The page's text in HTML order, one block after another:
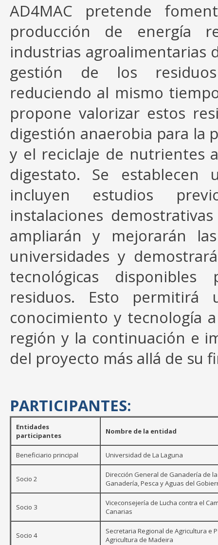
AD4MAC pretende
producción de energía
industrias agroalimentarias
gestión de los
reduciendo al mismo
propone valorizar estos
digestión anaerobia para la
y el reciclaje de nutrientes
digestato. Se establecen
incluyen estudios
instalaciones
ampliarán y mejorarán
universidades y
tecnológicas
residuos. Esto permitirá
conocimiento y tecnología
región y la continuación e
del proyecto más allá de su
PARTICIPANTES:
Entidades
participantes
Nombre de la entidad
Beneficiario principal Universidad de La Laguna
Socio 2
Dirección General de Ganadería de
Ganadería, Pesca y Aguas del
Socio 3
Viceconsejería de Lucha contra el
Canarias
Socio 4
Secretaria Regional de Agricultura e
Agricultura de Madeira